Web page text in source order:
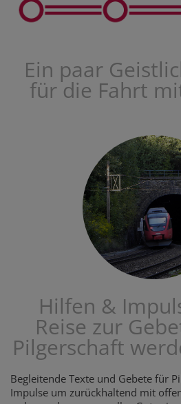
Ein paar
für die Fahrt
Hilfen &
Reise zur
Pilgerschaft
Begleitende Texte und Gebete für
Impulse um zurückhaltend mit